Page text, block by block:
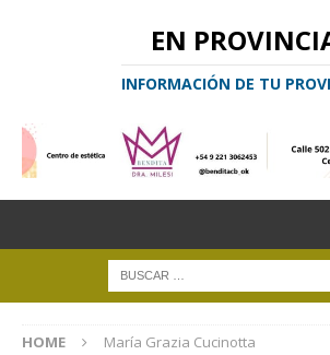
EN
INFORMACIÓN DE TU
HOME María Grazia Cucinotta